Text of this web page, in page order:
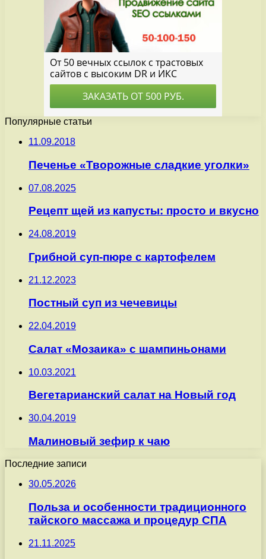
Популярные статьи
11.09.2018
Печенье «Творожные сладкие уголки»
07.08.2025
Рецепт щей из капусты: просто и вкусно
24.08.2019
Грибной суп-пюре с картофелем
21.12.2023
Постный суп из чечевицы
22.04.2019
Салат «Мозаика» с шампиньонами
10.03.2021
Вегетарианский салат на Новый год
30.04.2019
Малиновый зефир к чаю
Последние записи
30.05.2026
Польза и особенности традиционного
тайского массажа и процедур СПА
21.11.2025